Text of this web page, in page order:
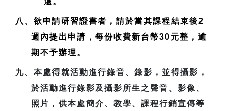
八、欲申請研習證書者，請於當其課程結束後2
週內提出申請，每份收費新台幣30元整，逾
期不予辦理。
九、本處得就活動進行錄音、錄影，並得攝影，
於活動進行錄影及攝影所生之聲音、影像、
照片，供本處簡介、教學、課程行銷宣傳等